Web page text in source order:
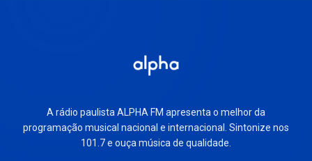
A rádio paulista ALPHA FM apresenta o melhor da
programação musical nacional e internacional. Sintonize nos
101.7 e ouça música de qualidade.